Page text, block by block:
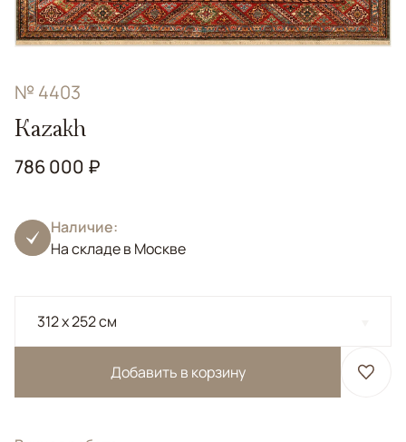
№ 4403
Kazakh
786 000 ₽
Наличие:
На складе в Москве
312 x 252 см
Добавить в корзину